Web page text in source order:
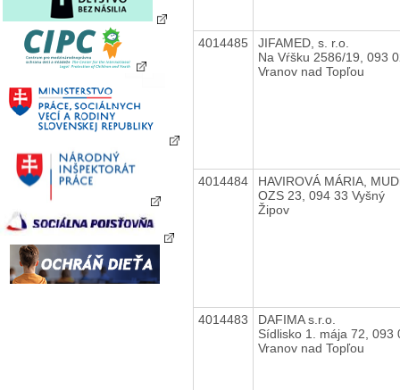
4014485
JIFAMED, s. r.o.
Na Vŕšku 2586/19, 093
Vranov nad Topľou
4014484
HAVIROVÁ MÁRIA,
OZS 23, 094 33 Vyšný
Žipov
4014483
DAFIMA s.r.o.
Sídlisko 1. mája 72, 093
Vranov nad Topľou